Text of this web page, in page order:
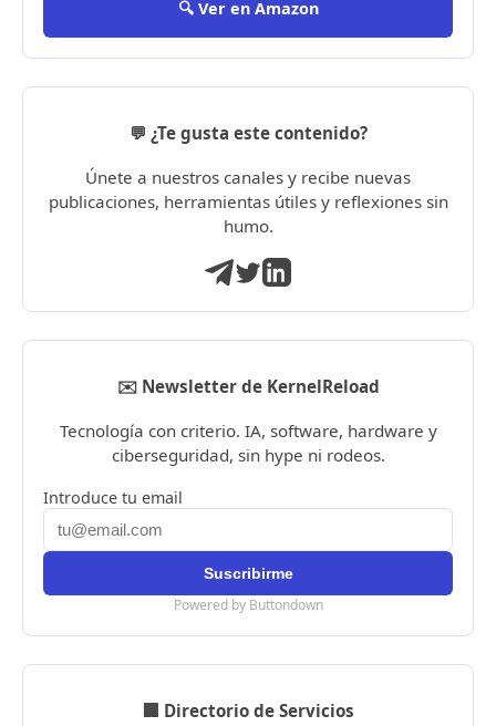
🔍 Ver en Amazon
💬 ¿Te gusta este contenido?
Únete a nuestros canales y recibe nuevas
publicaciones, herramientas útiles y reflexiones sin
humo.
✉️ Newsletter de KernelReload
Tecnología con criterio. IA, software, hardware y
ciberseguridad, sin hype ni rodeos.
Introduce tu email
Powered by Buttondown
🏢 Directorio de Servicios